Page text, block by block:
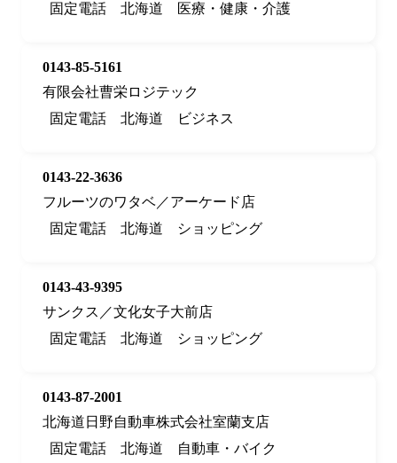
固定電話
北海道 医療・健康・介護
0143-85-5161
有限会社曹栄ロジテック
固定電話
北海道 ビジネス
0143-22-3636
フルーツのワタベ／アーケード店
固定電話
北海道 ショッピング
0143-43-9395
サンクス／文化女子大前店
固定電話
北海道 ショッピング
0143-87-2001
北海道日野自動車株式会社室蘭支店
固定電話
北海道 自動車・バイク